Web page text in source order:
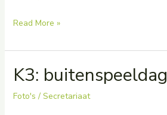
K3:
met
de
splitsbuis
Read More »
K3: buitenspeeldag
Foto's / Secretariaat